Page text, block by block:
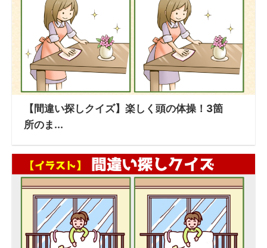
【間違い探しクイズ】楽しく頭の体操！3箇
所のま...